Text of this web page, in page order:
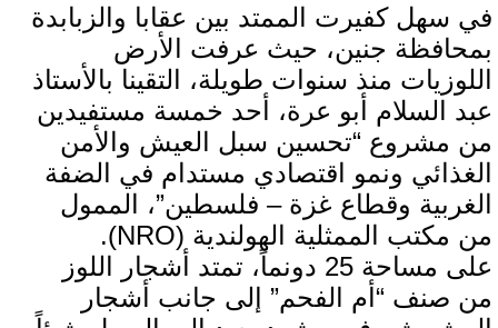
في سهل كفيرت الممتد بين عقابا والزبابدة
بمحافظة جنين، حيث عرفت الأرض
اللوزيات منذ سنوات طويلة، التقينا بالأستاذ
عبد السلام أبو عرة، أحد خمسة مستفيدين
من مشروع “تحسين سبل العيش والأمن
الغذائي ونمو اقتصادي مستدام في الضفة
الغربية وقطاع غزة – فلسطين”، الممول
من مكتب الممثلية الهولندية (NRO).
على مساحة 25 دونماً، تمتد أشجار اللوز
من صنف “أم الفحم” إلى جانب أشجار